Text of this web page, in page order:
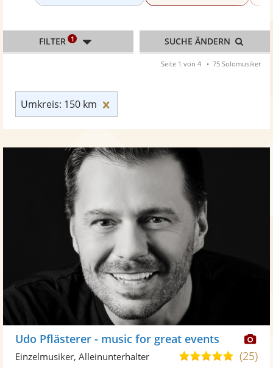
Umkreis: 150 km
FILTER 1 SUCHE ÄNDERN
Seite 1 von 4 75 Solomusiker
Udo Pflästerer - music for great events
4,9(25)
Einzelmusiker, Alleinunterhalter